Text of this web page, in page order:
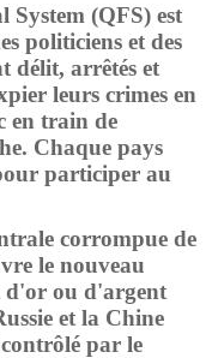
System (QFS) est
politiciens et des
délit, arrêtés et
leurs crimes en
en train de
Chaque pays
participer au
corrompue de
le nouveau
d'or ou d'argent
et la Chine
par le